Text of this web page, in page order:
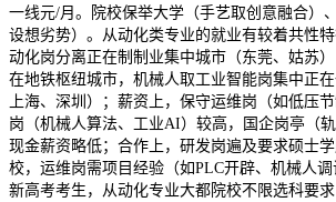
一线元/月。院校保举大学（手艺取创意融合）
设想劣势）。从动化类专业的就业有较着共性
动化岗分离正在制制业集中城市（东莞、姑苏
在地铁枢纽城市，机械人取工业智能岗集中正在
上海、深圳）；薪资上，保守运维岗（如低压
岗（机械人算法、工业AI）较高，国企岗亭（
现金薪资略低；合作上，研发岗遍及要求硕士
校，运维岗需项目经验（如PLC开辟、机械人
新高考考生，从动化专业大都院校不限选科要